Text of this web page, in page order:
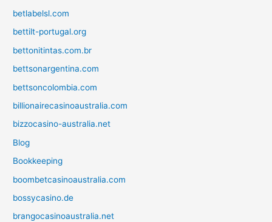
betlabelsl.com
bettilt-portugal.org
bettonitintas.com.br
bettsonargentina.com
bettsoncolombia.com
billionairecasinoaustralia.com
bizzocasino-australia.net
Blog
Bookkeeping
boombetcasinoaustralia.com
bossycasino.de
brangocasinoaustralia.net